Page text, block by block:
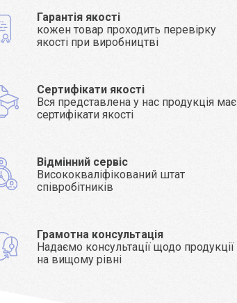
Гарантія якості
кожен товар проходить перевірку
якості при виробництві
Сертифікати якості
Вся представлена у нас продукція має
сертифікати якості
Відмінний сервіс
Висококваліфікований штат
співробітників
Грамотна консультація
Надаємо консультації щодо продукції
на вищому рівні